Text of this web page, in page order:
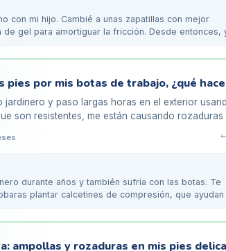
con mi hijo. Cambié a unas zapatillas con mejor
de gel para amortiguar la fricción. Desde entonces,
pies por mis botas de trabajo, ¿qué
jardinero y paso largas horas en el exterior
son resistentes, me están causando rozaduras
durante años y también sufría con las botas. Te
plantar calcetines de compresión, que ayudan
ampollas y rozaduras en mis pies